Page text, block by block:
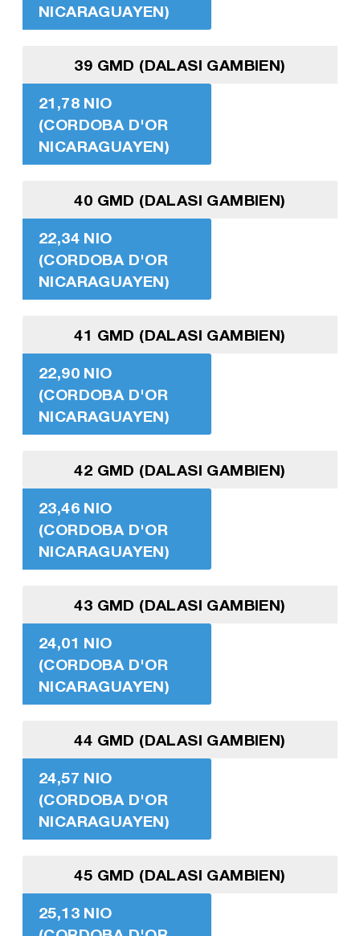
NICARAGUAYEN)
39 GMD (DALASI GAMBIEN)
21,78 NIO
(CORDOBA D'OR
NICARAGUAYEN)
40 GMD (DALASI GAMBIEN)
22,34 NIO
(CORDOBA D'OR
NICARAGUAYEN)
41 GMD (DALASI GAMBIEN)
22,90 NIO
(CORDOBA D'OR
NICARAGUAYEN)
42 GMD (DALASI GAMBIEN)
23,46 NIO
(CORDOBA D'OR
NICARAGUAYEN)
43 GMD (DALASI GAMBIEN)
24,01 NIO
(CORDOBA D'OR
NICARAGUAYEN)
44 GMD (DALASI GAMBIEN)
24,57 NIO
(CORDOBA D'OR
NICARAGUAYEN)
45 GMD (DALASI GAMBIEN)
25,13 NIO